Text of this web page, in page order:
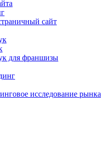
сайт
для франшизы
исследование рынка